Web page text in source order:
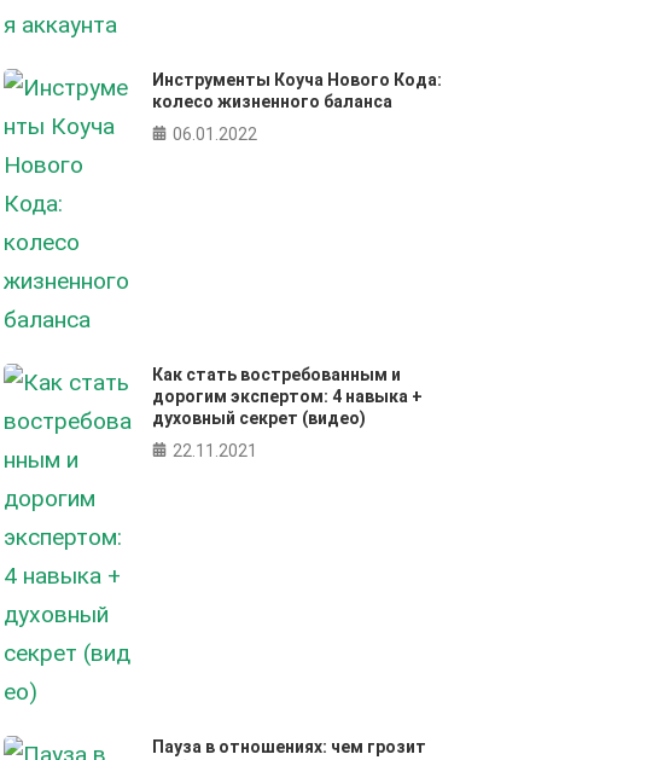
Инструменты Коуча Нового Кода:
колесо жизненного баланса
06.01.2022
Как стать востребованным и
дорогим экспертом: 4 навыка +
духовный секрет (видео)
22.11.2021
Пауза в отношениях: чем грозит